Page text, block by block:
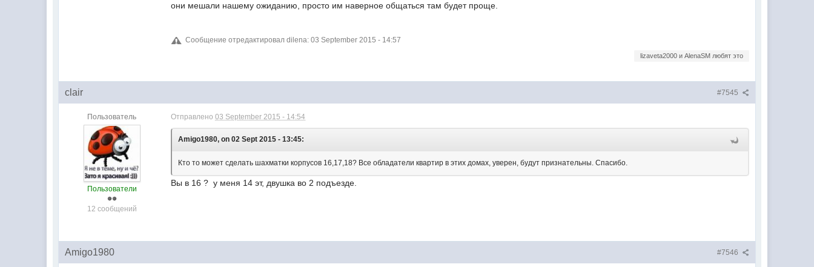
они мешали нашему ожиданию, просто им наверное общаться там будет проще.
Сообщение отредактировал dilena: 03 September 2015 - 14:57
lizaveta2000 и AlenaSM любят это
#7545
clair
Пользователь
Пользователи
12 сообщений
Отправлено03 September 2015 - 14:54
Amigo1980, on 02 Sept 2015 - 13:45:
Кто то может сделать шахматки корпусов 16,17,18? Все обладатели квартир в этих домах, уверен, будут признательны. Спасибо.
Вы в 16 ? у меня 14 эт, двушка во 2 подъезде.
#7546
Amigo1980